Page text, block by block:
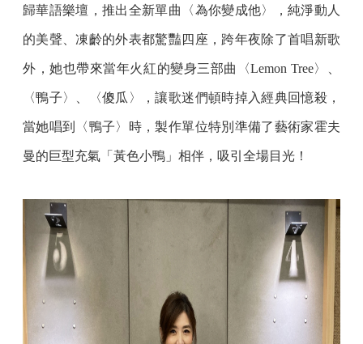
歸華語樂壇，推出全新單曲〈為你變成他〉，純淨動人
的美聲、凍齡的外表都驚豔四座，跨年夜除了首唱新歌
外，她也帶來當年火紅的變身三部曲〈Lemon Tree〉、
〈鴨子〉、〈傻瓜〉，讓歌迷們頓時掉入經典回憶殺，
當她唱到〈鴨子〉時，製作單位特別準備了藝術家霍夫
曼的巨型充氣「黃色小鴨」相伴，吸引全場目光！